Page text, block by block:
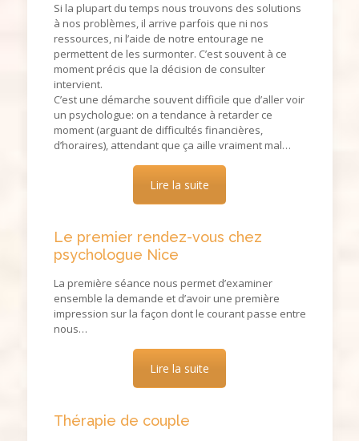
Si la plupart du temps nous trouvons des solutions
à nos problèmes, il arrive parfois que ni nos
ressources, ni l’aide de notre entourage ne
permettent de les surmonter. C’est souvent à ce
moment précis que la décision de consulter
intervient.
C’est une démarche souvent difficile que d’aller voir
un psychologue: on a tendance à retarder ce
moment (arguant de difficultés financières,
d’horaires), attendant que ça aille vraiment mal…
Lire la suite
Le premier rendez-vous chez
psychologue Nice
La première séance nous permet d’examiner
ensemble la demande et d’avoir une première
impression sur la façon dont le courant passe entre
nous…
Lire la suite
Thérapie de couple